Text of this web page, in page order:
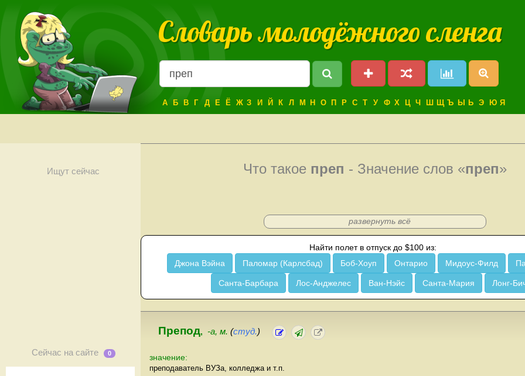
Словарь молодёжного сленга
А Б В Г Д Е Ё Ж З И Й К Л М Н О П Р С Т У Ф Х Ц Ч Ш Щ Ъ Ы Ь Э Ю Я
Ищут сейчас
Сейчас на сайте 0
Что такое преп - Значение слов «преп»
развернуть всё
Найти полет в отпуск до $100 из:
Джона Вэйна
Паломар (Карлсбад) Боб-Хоуп Онтарио Мидоус-Филд
Санта-Барбара Лос-Анджелес Ван-Нэйс Санта-Мария Лонг-
Препод, -а, м. (студ.)
значение:
преподаватель ВУЗа, колледжа и т.п.